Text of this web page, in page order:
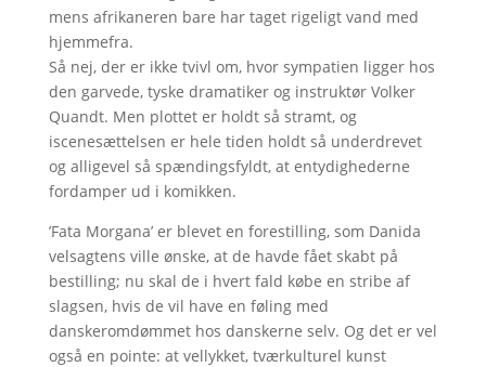
mens afrikaneren bare har taget rigeligt vand med
hjemmefra.
Så nej, der er ikke tvivl om, hvor sympatien ligger hos
den garvede, tyske dramatiker og instruktør Volker
Quandt. Men plottet er holdt så stramt, og
iscenesættelsen er hele tiden holdt så underdrevet
og alligevel så spændingsfyldt, at entydighederne
fordamper ud i komikken.
’Fata Morgana’ er blevet en forestilling, som Danida
velsagtens ville ønske, at de havde fået skabt på
bestilling; nu skal de i hvert fald købe en stribe af
slagsen, hvis de vil have en føling med
danskeromdømmet hos danskerne selv. Og det er vel
også en pointe: at vellykket, tværkulturel kunst